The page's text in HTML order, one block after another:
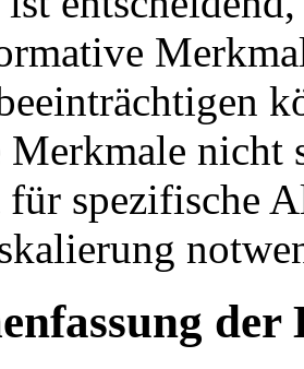
Merkmale nicht
für spezifische
der